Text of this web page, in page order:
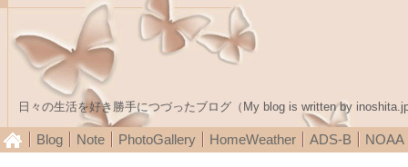
日々の生活を好き勝手につづったブログ（My blog is written by
Blog Note PhotoGallery HomeWeather ADS-B NOAA